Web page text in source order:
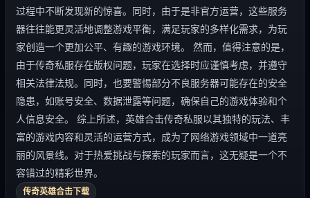
过程中不断发现新的惊喜。同时，由于是非官方运营，这些服务
器往往能更灵活地调整游戏平衡，满足玩家的多样化需求，为玩
家创造一个更加公平、有趣的游戏环境。 然而，值得注意的是，
由于传奇私服存在版权问题，玩家在选择时应谨慎考虑，并遵守
相关法律法规。同时，也要警惕部分不良服务器可能存在的安全
隐患，如账号安全、数据泄露等问题，确保自己的游戏体验和个
人信息安全。 综上所述，英雄合击传奇私服以其独特的玩法、丰
富的游戏内容和灵活的运营方式，成为了网络游戏领域中一道亮
丽的风景线。对于热爱挑战与探索的玩家而言，这无疑是一个不
容错过的精彩世界。
传奇英雄合击下载